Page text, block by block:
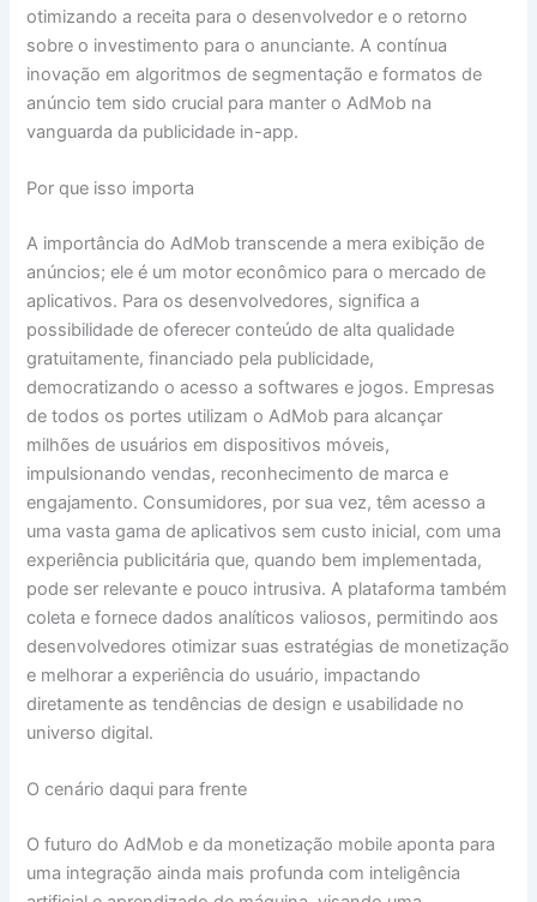
otimizando a receita para o desenvolvedor e o retorno
sobre o investimento para o anunciante. A contínua
inovação em algoritmos de segmentação e formatos de
anúncio tem sido crucial para manter o AdMob na
vanguarda da publicidade in-app.
Por que isso importa
A importância do AdMob transcende a mera exibição de
anúncios; ele é um motor econômico para o mercado de
aplicativos. Para os desenvolvedores, significa a
possibilidade de oferecer conteúdo de alta qualidade
gratuitamente, financiado pela publicidade,
democratizando o acesso a softwares e jogos. Empresas
de todos os portes utilizam o AdMob para alcançar
milhões de usuários em dispositivos móveis,
impulsionando vendas, reconhecimento de marca e
engajamento. Consumidores, por sua vez, têm acesso a
uma vasta gama de aplicativos sem custo inicial, com uma
experiência publicitária que, quando bem implementada,
pode ser relevante e pouco intrusiva. A plataforma também
coleta e fornece dados analíticos valiosos, permitindo aos
desenvolvedores otimizar suas estratégias de monetização
e melhorar a experiência do usuário, impactando
diretamente as tendências de design e usabilidade no
universo digital.
O cenário daqui para frente
O futuro do AdMob e da monetização mobile aponta para
uma integração ainda mais profunda com inteligência